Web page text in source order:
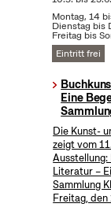
Montag, 14
Dienstag bis
Freitag bis
Eintritt frei
Eine
Die Kunst-
zeigt vom
Literatur –
Sammlung
Freitag, den